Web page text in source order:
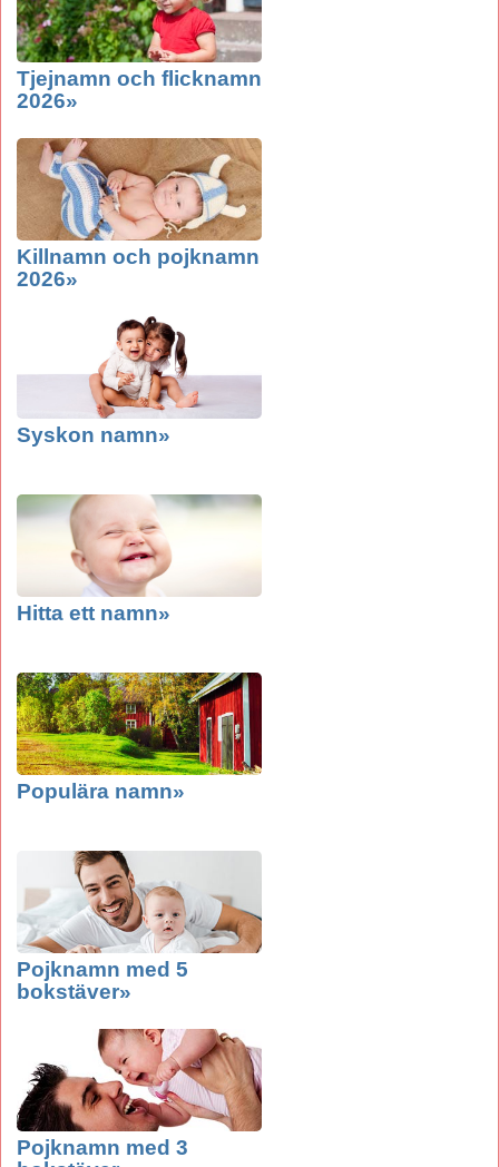
Tjejnamn och flicknamn
2026»
Killnamn och pojknamn
2026»
Syskon namn»
Hitta ett namn»
Populära namn»
Pojknamn med 5
bokstäver»
Pojknamn med 3